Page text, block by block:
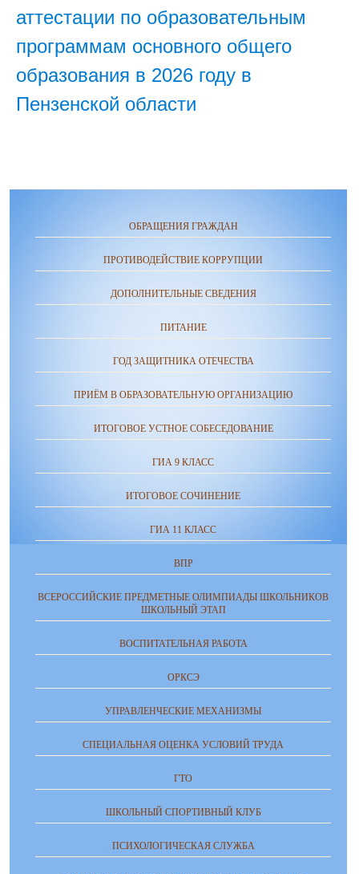
аттестации по образовательным
программам основного общего
образования в 2026 году в
Пензенской области
ОБРАЩЕНИЯ ГРАЖДАН
ПРОТИВОДЕЙСТВИЕ КОРРУПЦИИ
ДОПОЛНИТЕЛЬНЫЕ СВЕДЕНИЯ
ПИТАНИЕ
ГОД ЗАЩИТНИКА ОТЕЧЕСТВА
ПРИЁМ В ОБРАЗОВАТЕЛЬНУЮ ОРГАНИЗАЦИЮ
ИТОГОВОЕ УСТНОЕ СОБЕСЕДОВАНИЕ
ГИА 9 КЛАСС
ИТОГОВОЕ СОЧИНЕНИЕ
ГИА 11 КЛАСС
ВПР
ВСЕРОССИЙСКИЕ ПРЕДМЕТНЫЕ ОЛИМПИАДЫ ШКОЛЬНИКОВ
ШКОЛЬНЫЙ ЭТАП
ВОСПИТАТЕЛЬНАЯ РАБОТА
ОРКСЭ
УПРАВЛЕНЧЕСКИЕ МЕХАНИЗМЫ
СПЕЦИАЛЬНАЯ ОЦЕНКА УСЛОВИЙ ТРУДА
ГТО
ШКОЛЬНЫЙ СПОРТИВНЫЙ КЛУБ
ПСИХОЛОГИЧЕСКАЯ СЛУЖБА